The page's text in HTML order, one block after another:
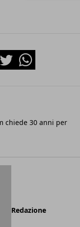
TwitterWhatsapp
chiede 30 anni per
Redazione